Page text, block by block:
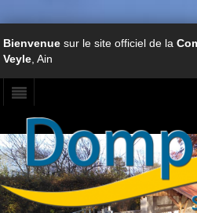
Bienvenuesur le site officiel de la
Veyle , Ain